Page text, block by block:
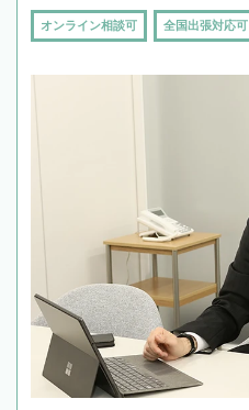
オンライン相談可 全国出張対応可